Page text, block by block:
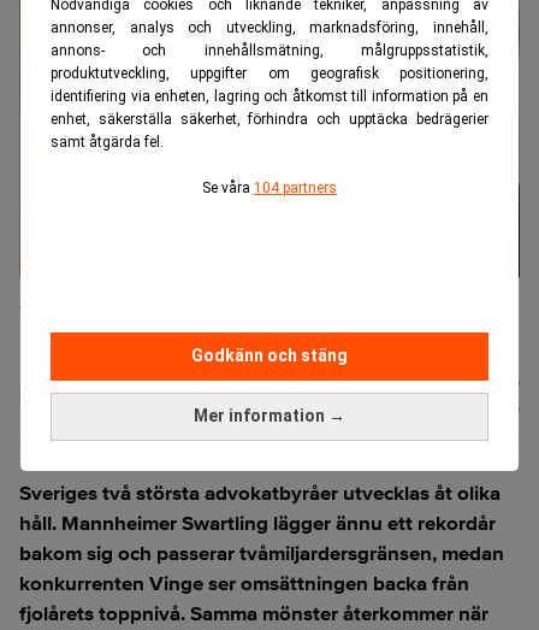
Nödvändiga cookies och liknande tekniker, anpassning av
annonser, analys och utveckling, marknadsföring, innehåll,
annons- och innehållsmätning, målgruppsstatistik,
produktutveckling, uppgifter om geografisk positionering,
identifiering via enheten, lagring och åtkomst till information på en
enhet, säkerställa säkerhet, förhindra och upptäcka bedrägerier
samt åtgärda fel.
Se våra 104 partners
Mer information →
Godkänn och stäng
Vinge och Henrik Dock, Managing Partner och styrelseledamot på
Mannheimer Swartling. (Foto: Vinge / Mannheimer Swartling)
Johan
Publicerad:07 aug. 2026
07 aug. 2026
Sveriges två största advokatbyråer utvecklas åt olika
håll. Mannheimer Swartling lägger ännu ett rekordår
bakom sig och passerar tvåmiljardersgränsen, medan
konkurrenten Vinge ser omsättningen backa från
fjolårets toppnivå. Samma mönster återkommer när